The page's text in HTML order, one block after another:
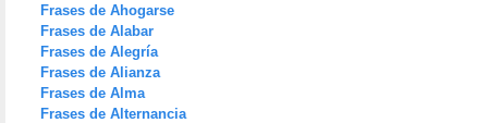
Frases de Ahogarse
Frases de Alabar
Frases de Alegría
Frases de Alianza
Frases de Alma
Frases de Alternancia